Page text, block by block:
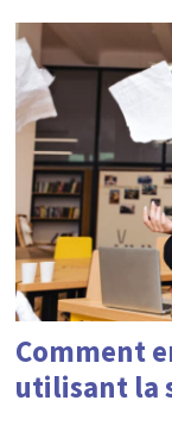
Comment
utilisant la